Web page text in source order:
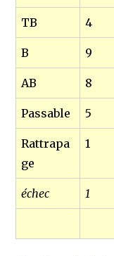
TB 4
B 9
AB 8
Passable 5
Rattrapa
ge
1
échec 1